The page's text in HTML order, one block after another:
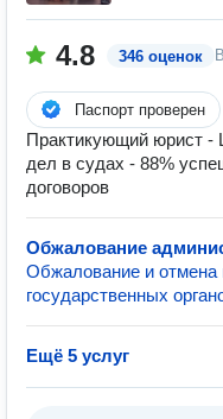
4.8 346 оценок
Паспорт проверен
Практикующий юрист -
дел в судах - 88%
договоров
Обжалование
Обжалование и
государственных
Ещё 5 услуг